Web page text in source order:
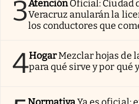
3AtenciónOficial: Ciudad
Veracruz anularán la
los conductores que
4HogarMezclar hojas de
para qué sirve y por qué